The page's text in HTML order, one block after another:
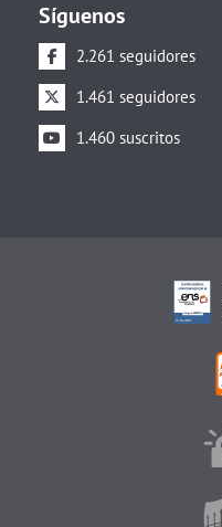
Síguenos
2.261 seguidores
1.461 seguidores
1.460 suscritos